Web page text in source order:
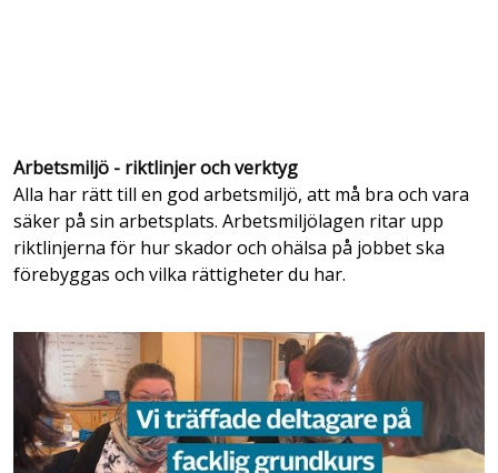
Arbetsmiljö - riktlinjer och verktyg
Alla har rätt till en god arbetsmiljö, att må bra och vara
säker på sin arbetsplats. Arbetsmiljölagen ritar upp
riktlinjerna för hur skador och ohälsa på jobbet ska
förebyggas och vilka rättigheter du har.